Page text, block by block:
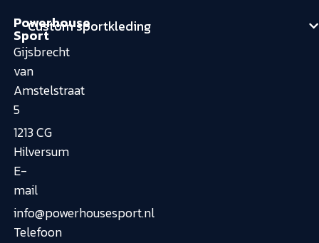
Powerhouse
Sport
Gijsbrecht
van
Amstelstraat
5
1213 CG
Hilversum
E-
mail
info@powerhousesport.nl
Telefoon
Custom sportkleding